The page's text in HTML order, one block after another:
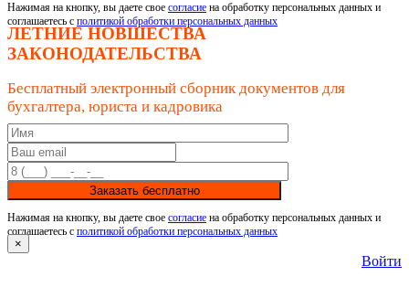
Нажимая на кнопку, вы даете свое согласие на обработку персональных данных и
соглашаетесь с политикой обработки персональных данных
ЛЕТНИЕ НОВШЕСТВА
ЗАКОНОДАТЕЛЬСТВА
Бесплатный электронный сборник документов для
бухгалтера, юриста и кадровика
Заказать бесплатно
Нажимая на кнопку, вы даете свое согласие на обработку персональных данных и
соглашаетесь с политикой обработки персональных данных
×
Войти